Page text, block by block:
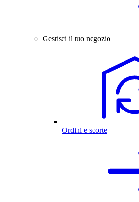
Gestisci il tuo negozio
Ordini e scorte